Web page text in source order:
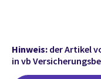
Hinweis: der Artikel
in vb